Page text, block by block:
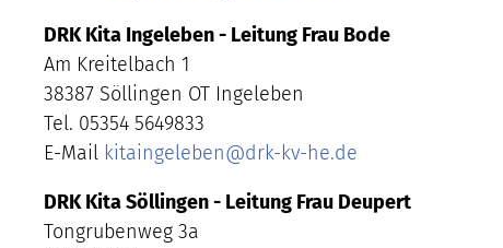
DRK Kita Ingeleben - Leitung Frau Bode
Am Kreitelbach 1
38387 Söllingen OT Ingeleben
Tel. 05354 5649833
E-Mail kitaingeleben@drk-kv-he.de
DRK Kita Söllingen - Leitung Frau Deupert
Tongrubenweg 3a